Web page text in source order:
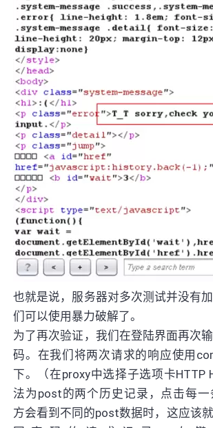
也就是说，服务器对多次测试并没有
们可以使用暴力破解了。
为了再次验证，我们在登陆界面再次
码。在我们将两次请求的响应使用
下。（在proxy中选择子选项卡HTTP
法为post的两个历史记录，点击每
方会看到不同的post数据时，这应该